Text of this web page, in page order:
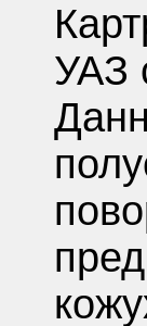
УАЗ